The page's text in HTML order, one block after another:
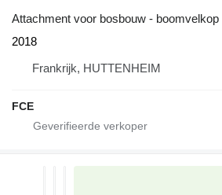
Attachment voor bosbouw - boomvelkop
2018
Frankrijk, HUTTENHEIM
FCE